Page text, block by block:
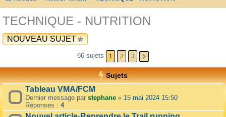
TECHNIQUE - NUTRITION
NOUVEAU SUJET
66 sujets 1 2 3
Sujets
Tableau VMA/FCM
Dernier message par stephane « 15 mai 2024 15:50
Réponses : 4